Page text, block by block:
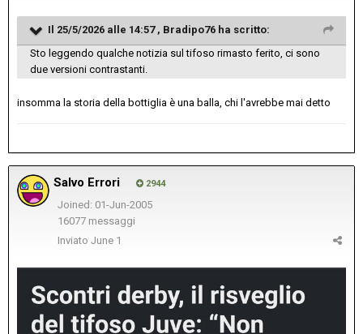
Il 25/5/2026 alle 14:57 , Bradipo76 ha scritto:
Sto leggendo qualche notizia sul tifoso rimasto ferito, ci sono
due versioni contrastanti.
insomma la storia della bottiglia è una balla, chi l'avrebbe mai detto
Salvo Errori 2944
Joined: 01-Jun-2005
16077 messaggi
Inviato June 1